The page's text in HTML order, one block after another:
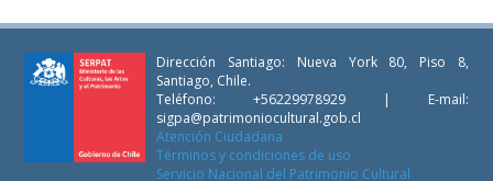
Dirección Santiago: Nueva York 80, Piso 8,
Santiago, Chile.
Teléfono: +56229978929 | E-mail:
sigpa@patrimoniocultural.gob.cl
Atención Ciudadana
Términos y condiciones de uso
Servicio Nacional del Patrimonio Cultural